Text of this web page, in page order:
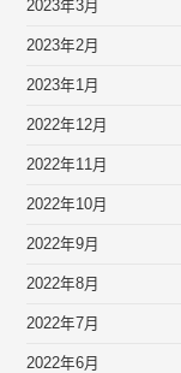
2023年3月
2023年2月
2023年1月
2022年12月
2022年11月
2022年10月
2022年9月
2022年8月
2022年7月
2022年6月